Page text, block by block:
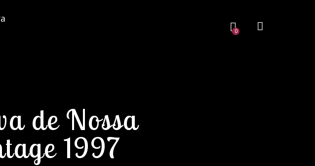
0
de Nossa
1997